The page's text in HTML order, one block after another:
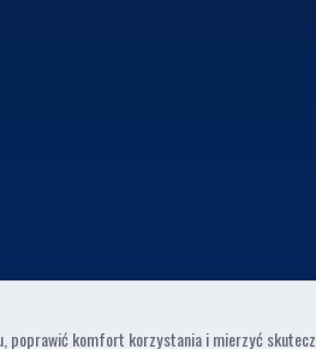
poprawić komfort korzystania i mierzyć